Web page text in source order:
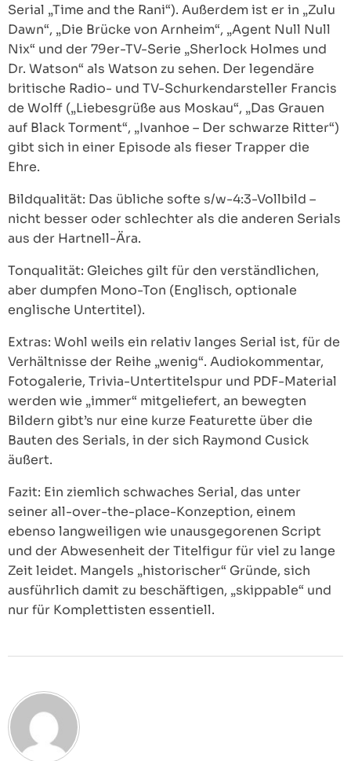
Serial „Time and the Rani“). Außerdem ist er in „Zulu
Dawn“, „Die Brücke von Arnheim“, „Agent Null Null
Nix“ und der 79er-TV-Serie „Sherlock Holmes und
Dr. Watson“ als Watson zu sehen. Der legendäre
britische Radio- und TV-Schurkendarsteller Francis
de Wolff („Liebesgrüße aus Moskau“, „Das Grauen
auf Black Torment“, „Ivanhoe – Der schwarze Ritter“)
gibt sich in einer Episode als fieser Trapper die
Ehre.
Bildqualität: Das übliche softe s/w-4:3-Vollbild –
nicht besser oder schlechter als die anderen Serials
aus der Hartnell-Ära.
Tonqualität: Gleiches gilt für den verständlichen,
aber dumpfen Mono-Ton (Englisch, optionale
englische Untertitel).
Extras: Wohl weils ein relativ langes Serial ist, für de
Verhältnisse der Reihe „wenig“. Audiokommentar,
Fotogalerie, Trivia-Untertitelspur und PDF-Material
werden wie „immer“ mitgeliefert, an bewegten
Bildern gibt’s nur eine kurze Featurette über die
Bauten des Serials, in der sich Raymond Cusick
äußert.
Fazit: Ein ziemlich schwaches Serial, das unter
seiner all-over-the-place-Konzeption, einem
ebenso langweiligen wie unausgegorenen Script
und der Abwesenheit der Titelfigur für viel zu lange
Zeit leidet. Mangels „historischer“ Gründe, sich
ausführlich damit zu beschäftigen, „skippable“ und
nur für Komplettisten essentiell.